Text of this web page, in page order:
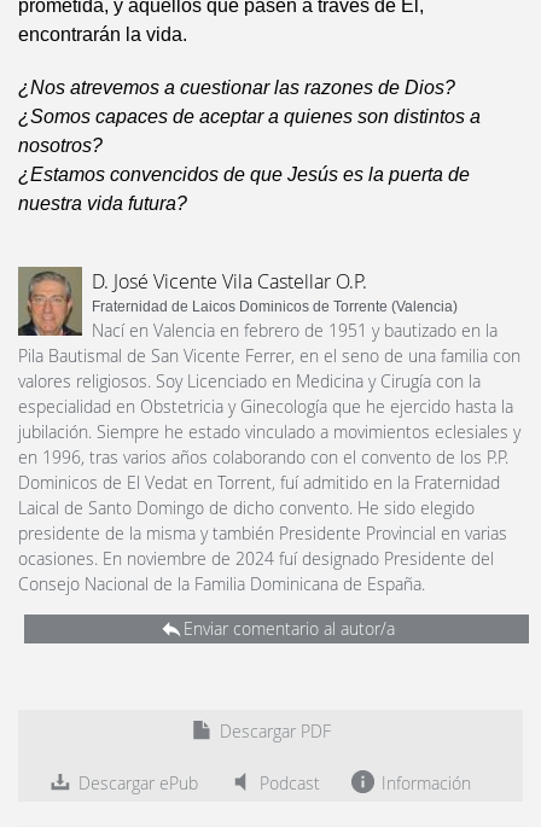
prometida, y aquellos que pasen a través de Él,
encontrarán la vida.
¿Nos atrevemos a cuestionar las razones de Dios?
¿Somos capaces de aceptar a quienes son distintos a
nosotros?
¿Estamos convencidos de que Jesús es la puerta de
nuestra vida futura?
D. José Vicente Vila Castellar O.P.
Fraternidad de Laicos Dominicos de Torrente (Valencia)
Nací en Valencia en febrero de 1951 y bautizado en la
Pila Bautismal de San Vicente Ferrer, en el seno de una familia con
valores religiosos. Soy Licenciado en Medicina y Cirugía con la
especialidad en Obstetricia y Ginecología que he ejercido hasta la
jubilación. Siempre he estado vinculado a movimientos eclesiales y
en 1996, tras varios años colaborando con el convento de los P.P.
Dominicos de El Vedat en Torrent, fuí admitido en la Fraternidad
Laical de Santo Domingo de dicho convento. He sido elegido
presidente de la misma y también Presidente Provincial en varias
ocasiones. En noviembre de 2024 fuí designado Presidente del
Consejo Nacional de la Familia Dominicana de España.
Enviar comentario al autor/a
Descargar PDF
Descargar ePub Podcast Información